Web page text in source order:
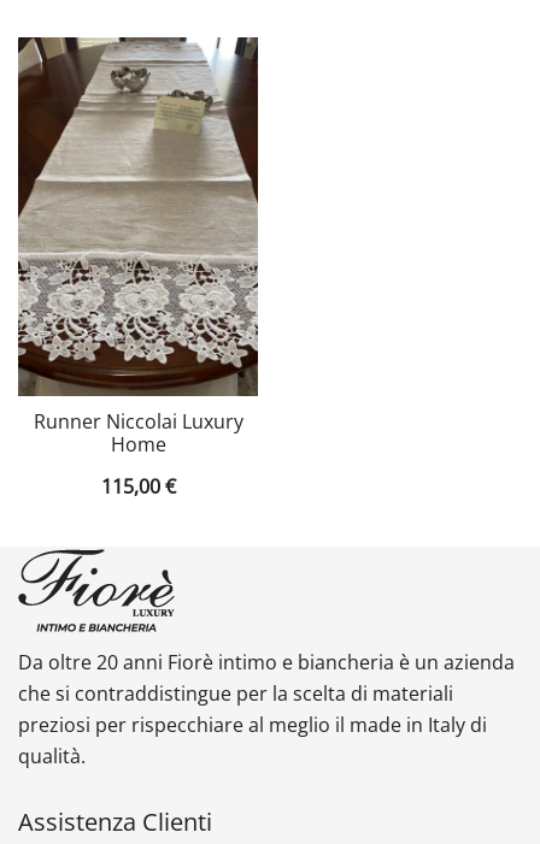
Runner Niccolai Luxury
Home
115,00€
Da oltre 20 anni Fiorè intimo e biancheria è un azienda
che si contraddistingue per la scelta di materiali
preziosi per rispecchiare al meglio il made in Italy di
qualità.
Assistenza Clienti